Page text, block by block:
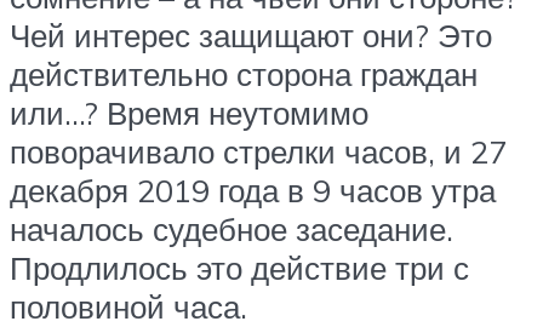
Чей интерес защищают они? Это
действительно сторона граждан
или…? Время неутомимо
поворачивало стрелки часов, и 27
декабря 2019 года в 9 часов утра
началось судебное заседание.
Продлилось это действие три с
половиной часа.